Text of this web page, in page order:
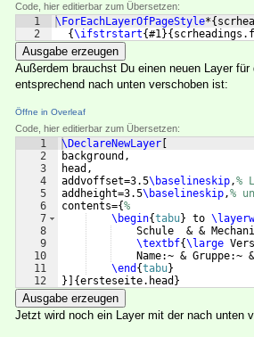
Code, hier editierbar zum Übersetzen:
1
2
\ForEachLayerOfPageStyle*{
{\ifstrstart{#1}{
Ausgabe erzeugen
Außerdem brauchst Du einen neuen Layer
entsprechend nach unten verschoben ist:
Öffne in Overleaf
Code, hier editierbar zum Übersetzen:
1
2
3
4
5
6
7
8
9
10
11
12
\DeclareNewLayer
background,
head,
addvoffset=3.5\baselineskip,%
addheight=3.5\baselineskip,%
contents={%
\begin{tabu} to
Schule  & &
\textbf{\large
Name:~ & Gruppe:~
\end {tabu}
}] {ersteseite.head }
Ausgabe erzeugen
Jetzt wird noch ein Layer mit der nach unten